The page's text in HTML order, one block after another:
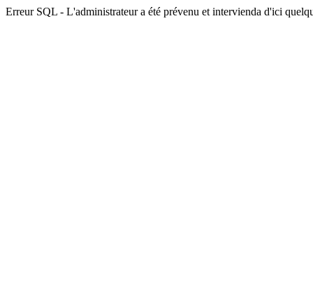
Erreur SQL - L'administrateur a été prévenu et intervienda d'ici